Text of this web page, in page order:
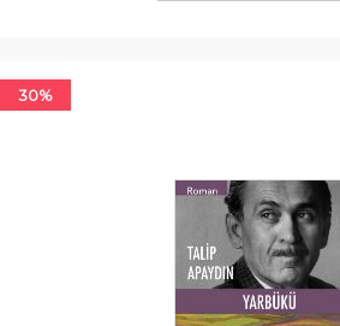
30%